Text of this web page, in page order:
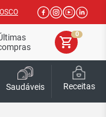
shopping_cart
0
Saudáveis Receitas